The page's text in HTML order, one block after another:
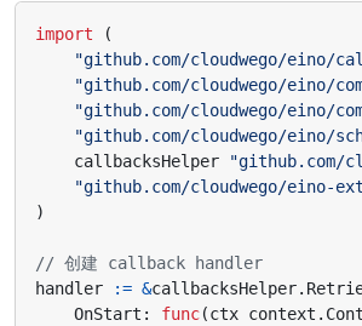
import
(
"github.com/cloudwego/eino/
"github.com/cloudwego/eino/
"github.com/cloudwego/eino/
"github.com/cloudwego/eino/
callbacksHelper
"github.com/
"github.com/cloudwego/eino-
)
// 创建 callback handler
handler
:= &callbacksHelper.
OnStart : func(ctx context .